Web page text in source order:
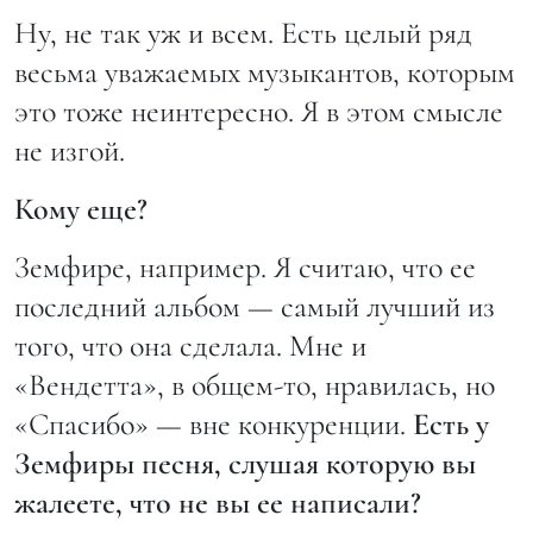
Ну, не так уж и всем. Есть целый ряд
весьма уважаемых музыкантов, которым
это тоже неинтересно. Я в этом смысле
не изгой.
Кому еще?
Земфире, например. Я считаю, что ее
последний альбом — самый лучший из
того, что она сделала. Мне и
«Вендетта», в общем-то, нравилась, но
«Спасибо» — вне конкуренции. Есть у
Земфиры песня, слушая которую вы
жалеете, что не вы ее написали?